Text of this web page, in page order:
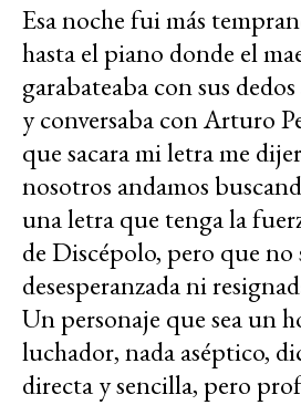
Esa noche fui más
hasta el piano donde el
garabateaba con sus
y conversaba con Arturo
que sacara mi letra me
nosotros andamos
una letra que tenga la
de Discépolo, pero que no
desesperanzada ni
Un personaje que sea un
luchador, nada aséptico,
directa y sencilla, pero